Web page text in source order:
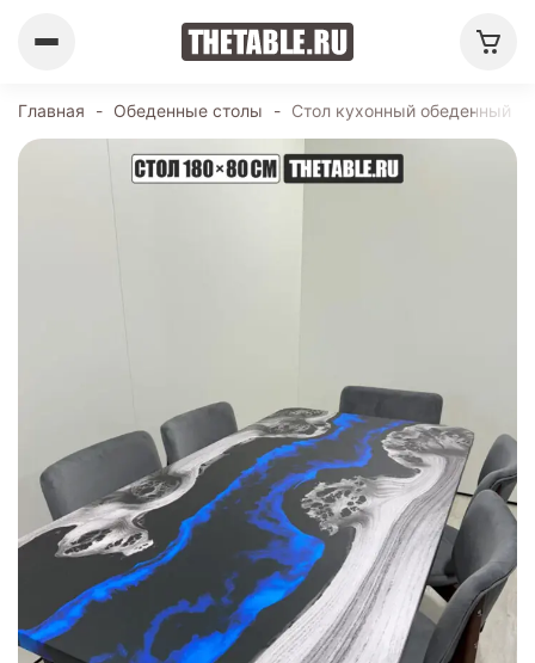
Главная - Обеденные столы - Стол кухонный обеденный